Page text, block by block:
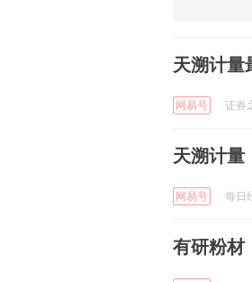
天溯计量
网易号 证券
天溯计量
网易号 每日
有研粉材